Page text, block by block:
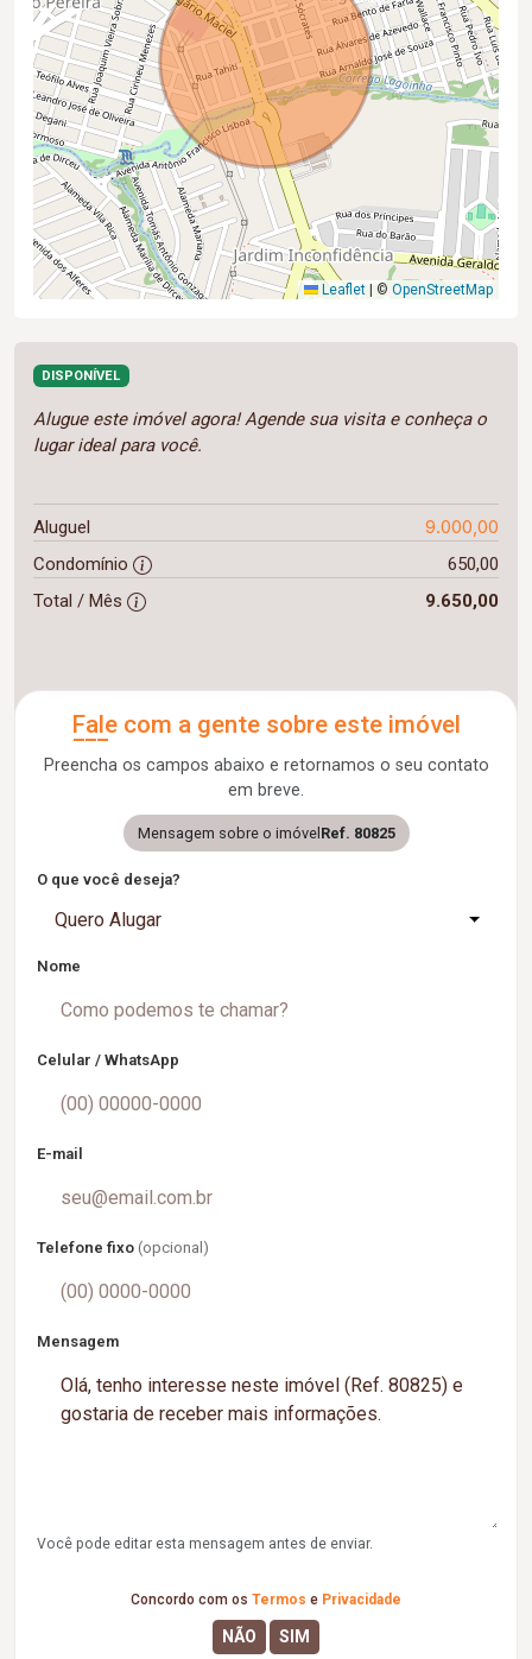
Leaflet © OpenStreetMap
DISPONÍVEL
Alugue este imóvel agora! Agende sua visita e conheça o
lugar ideal para você.
Aluguel 9.000,00
Condomínio
650,00
Total / Mês
9.650,00
Fale com a gente sobre este imóvel
Preencha os campos abaixo e retornamos o seu contato
em breve.
Mensagem sobre o imóvel Ref. 80825
O que você deseja?
Quero Alugar
Nome
Celular / WhatsApp
E-mail
Telefone fixo (opcional)
Mensagem
Você pode editar esta mensagem antes de enviar.
Concordo com os Termos e Privacidade